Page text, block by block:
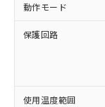
動作モード
保護回路
使用温度範囲
対応
非含有に